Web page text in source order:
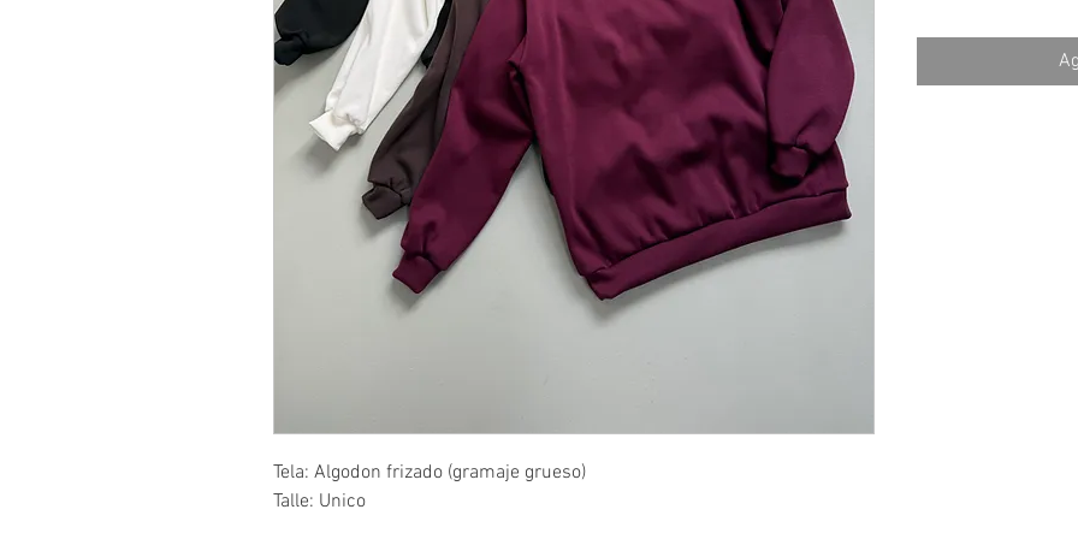
Tela: Algodon frizado (gramaje grueso)
Talle: Unico